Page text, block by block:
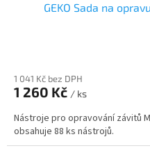
GEKO Sada na
1 041 Kč bez DPH
1 260 Kč / ks
Nástroje pro opravování závitů
obsahuje 88 ks nástrojů.